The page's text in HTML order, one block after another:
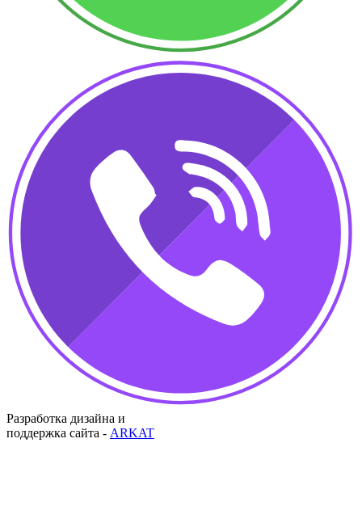
Разработка дизайна и
поддержка сайта - ARKAT